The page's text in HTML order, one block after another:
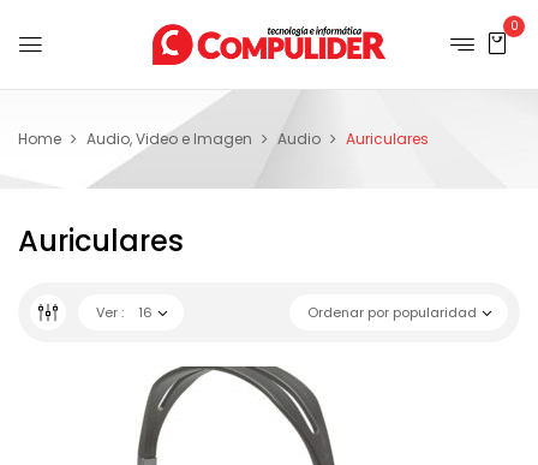
0
Home Audio, Video e Imagen Audio Auriculares
Auriculares
Ordenar por popularidad
Ver : 16